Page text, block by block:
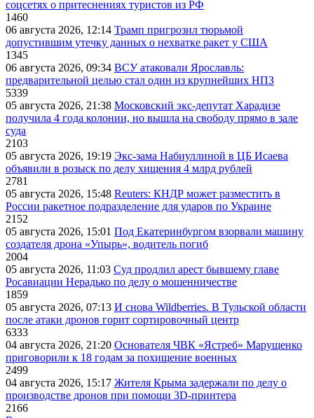
соцсетях о притеснениях туристов из РФ
1460
06 августа 2026, 12:14 Трамп пригрозил тюрьмой
допустившим утечку данных о нехватке ракет у США
1345
06 августа 2026, 09:34 ВСУ атаковали Ярославль:
предварительной целью стал один из крупнейших НПЗ
5339
05 августа 2026, 21:38 Московский экс-депутат Харадизе
получила 4 года колонии, но вышла на свободу прямо в зале
суда
2103
05 августа 2026, 19:19 Экс-зама Набиуллиной в ЦБ Исаева
объявили в розыск по делу хищения 4 млрд рублей
2781
05 августа 2026, 15:48 Reuters: КНДР может разместить в
России ракетное подразделение для ударов по Украине
2152
05 августа 2026, 15:01 Под Екатеринбургом взорвали машину
создателя дрона «Упырь», водитель погиб
2004
05 августа 2026, 11:03 Суд продлил арест бывшему главе
Росавиации Нерадько по делу о мошенничестве
1859
05 августа 2026, 07:13 И снова Wildberries. В Тульской области
после атаки дронов горит сортировочный центр
6333
04 августа 2026, 21:20 Основателя ЧВК «Ястреб» Марущенко
приговорили к 18 годам за похищение военных
2499
04 августа 2026, 15:17 Жителя Крыма задержали по делу о
производстве дронов при помощи 3D‑принтера
2166